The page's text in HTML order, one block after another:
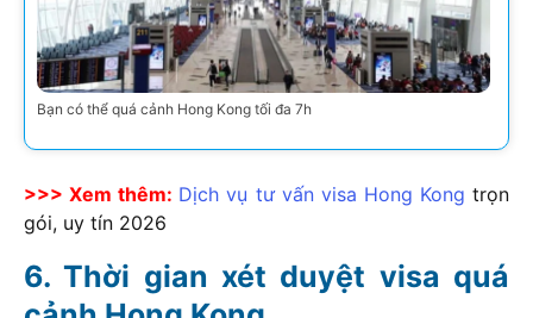
Bạn có thể quá cảnh Hong Kong tối đa 7h
>>> Xem thêm: Dịch vụ tư vấn visa Hong Kong trọn
gói, uy tín 2026
Thời gian xét duyệt visa quá